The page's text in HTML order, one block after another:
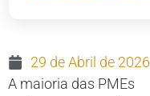
29 de Abril de 2026
A maioria das PMEs